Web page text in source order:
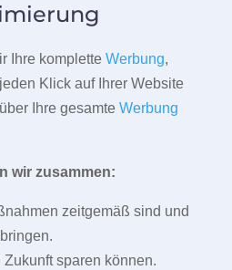
Ihre komplette Werbung,
Klick auf Ihrer Website
Ihre gesamte Werbung
wir zusammen:
zeitgemäß sind und
sparen können.